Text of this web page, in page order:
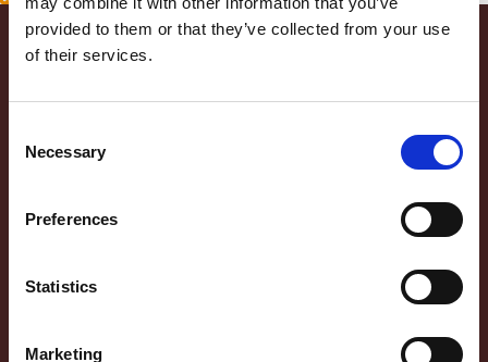
provided to them or that they’ve collected from your use
of their services.
Selection
Necessary
Preferences
Statistics
Marketing
Precotti
Piazzale Apollinare Veronesi, 1 - 37036 San Martino Buon Albergo (VR) Italia Tel. +39
045.87.94.111 - Fax +39 045.89.20.810 N. Registro Imprese di Verona e C.F. e P.IVA
Amministrativa: Via Valpantena, 18/G - Quinto di Valpantena 37142 Verona (Italia) -
IL NOSTRO IMPEGNO